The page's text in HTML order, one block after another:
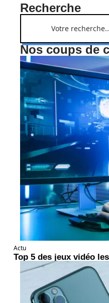
Recherche
Nos coups de
Actu
Top 5 des jeux vidéo